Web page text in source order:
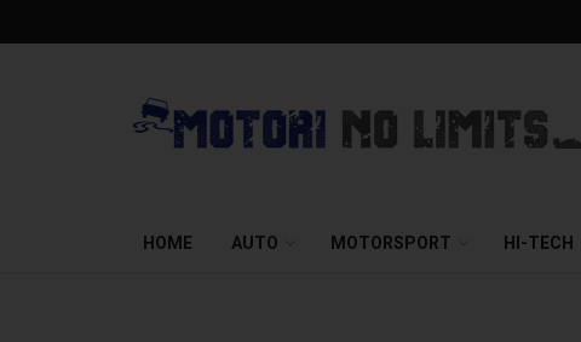
HOME AUTO MOTORSPORT HI-TECH